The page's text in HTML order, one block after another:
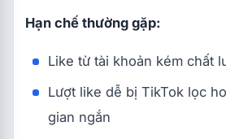
Hạn chế thường gặp:
Like từ tài khoản kém chất
Lượt like dễ bị TikTok lọc
gian ngắn